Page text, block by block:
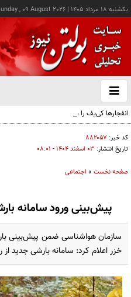
يکشنبه ۱۸ مرداد ۱۴۰۵ |
, 09 August 2026
باز
و
انفجارها کی‌یف را دوباره لرزاند
کد خبر: ۸۸۲۰۵۷
تاریخ انتشار: ۰۳ اسفند ۱۴۰۴ - ۰۸:۰۱
صفحه نخست » اجتماعی
پیش‌بینی ورود سامانه
سازمان هواشناسی ضمن پیش‌بینی
خزر اعلام کرد: سامانه بارشی جدید